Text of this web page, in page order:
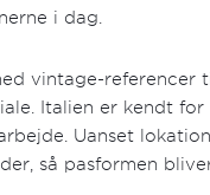
i dag.
vintage-
Italien er kendt
Uanset
så pasformen